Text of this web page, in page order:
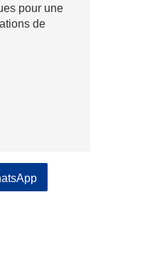
pour une
de